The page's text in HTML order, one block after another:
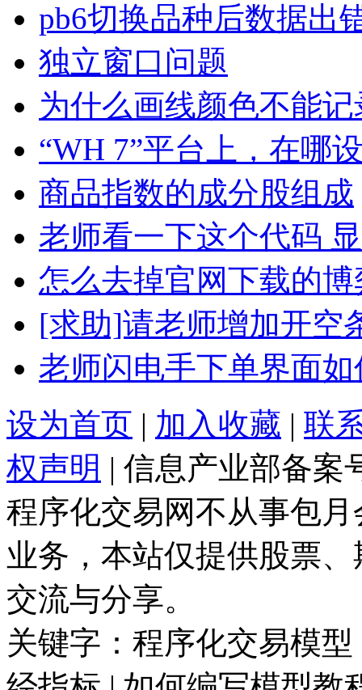
pb6切换品种后数据出
独立窗口问题
为什么画线颜色不能
“WH 7”平台上，在哪
商品指数的成分股组成
老师看一下这个代码
怎么去掉官网下载的
[求助]请老师增加开空
老师闪电手下单界面
设为首页 | 加入收藏 | 联
权声明 | 信息产业部备案
程序化交易网不从事包
业务，本站仅提供股票
交流与分享。
关键字：程序化交易模